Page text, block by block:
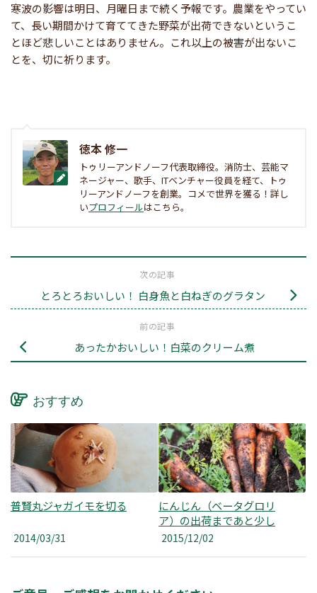
寒波の影響は明日、月曜日まで続く予報です。農業をやってい
て、長い期間かけて育ててきた野菜が出荷できないというこ
とほど悲しいことはありません。これ以上の被害が出ないこ
とを、切に祈ります。
徳本 修一
トゥリーアンドノーフ代表取締役。消防士、芸能マ
ネージャー、歌手、ITベンチャー役員を経て、トゥ
リーアンドノーフを創業。コメで世界を獲る！詳し
いプロフィールはこちら。
次の記事
とろとろおいしい！ 白身魚と白ねぎのグラタン
前の記事
あったかおいしい！白菜のクリーム煮
おすすめ
普賢丸ジャガイモを切る
2014/03/31
にんじん（ベータグロリ
ア）の出荷まであと少し
2015/12/02